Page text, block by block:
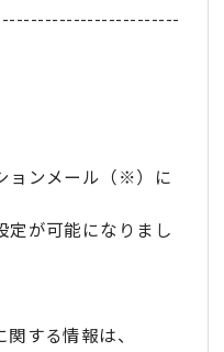
ョンメール（※）に
が可能になりまし
する情報は、